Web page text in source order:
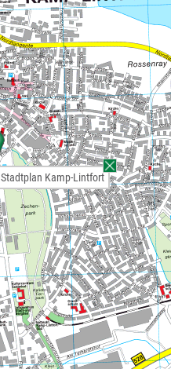
Stadtplan Kamp-Lintfort